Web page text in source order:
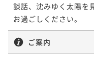
談話、沈みゆく太陽を
お過ごしください。
ご案内